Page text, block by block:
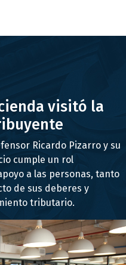
visitó la
Ricardo Pizarro y su
cumple un rol
a las personas, tanto
de sus deberes y
tributario.